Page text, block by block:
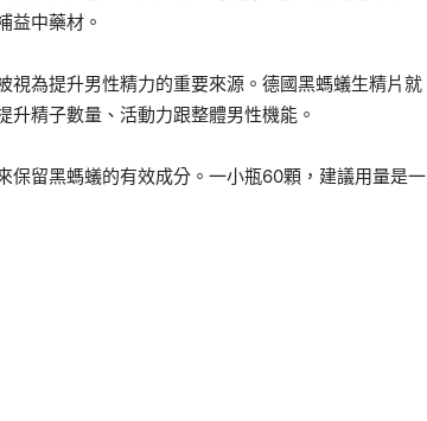
益中藥材。
為提升男性精力的重要來源。德國黑螞蟻生精片就
精子數量、活動力跟整體男性機能。
保留黑螞蟻的有效成分。一小瓶60顆，建議用量是一